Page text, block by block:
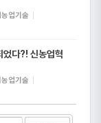
업기술
었다?! 신농업혁
업기술